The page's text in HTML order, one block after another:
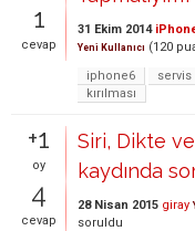
1
cevap
31 Ekim 2014
Yeni Kullanıcı (120
iphone6
servis
kırılması
+1
oy
4
cevap
Siri, Dikte
kaydında
28 Nisan 2015 giray
soruldu